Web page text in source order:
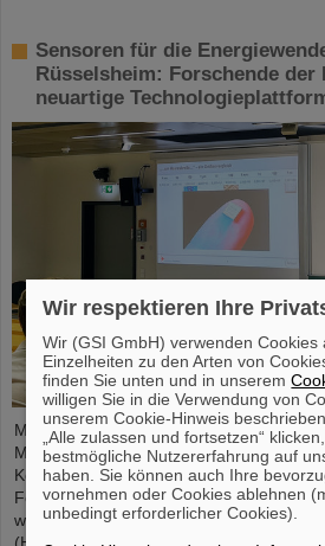
Sensoren für die
Rüsselsheim: Forschende der
neuartige
Mikrosysteme sind unverzichtbare
Medizin- und Mobilitätstechnik,
Kommunikationstechnologie sowie bei
Fertigungsprozesse. Aber auch für die
wachsender Bedeutung. Forschende der
Wir respektieren Ihre
Wir (GSI GmbH) verwenden Cookies
Einzelheiten zu den Arten von
finden Sie unten und in unserem
willigen Sie in die Verwendung von
unserem Cookie-Hinweis
„Alle zulassen und fortsetzen“
bestmögliche Nutzererfahrung auf
haben. Sie können auch Ihre
vornehmen oder Cookies ablehnen
unbedingt erforderlicher Cookies).